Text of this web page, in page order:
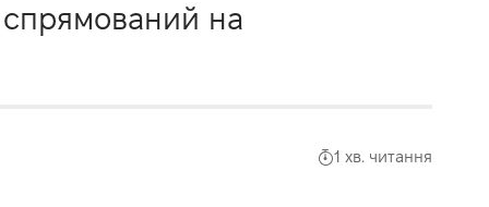
спрямований на
1 хв. читання